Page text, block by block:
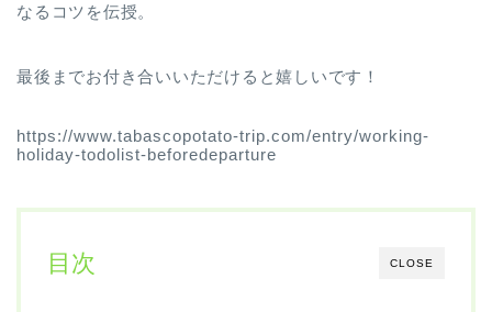
なるコツを伝授。
最後までお付き合いいただけると嬉しいです！
https://www.tabascopotato-trip.com/entry/working-
holiday-todolist-beforedeparture
CLOSE
目次